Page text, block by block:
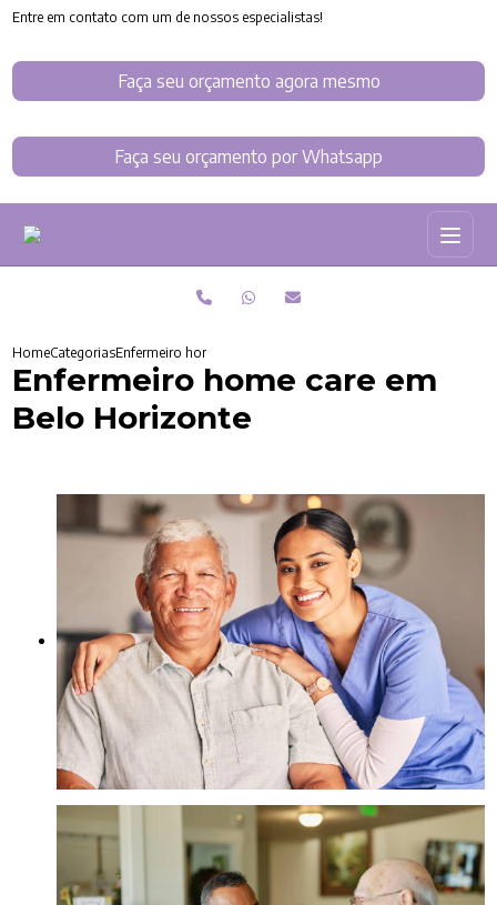
Entre em contato com um de nossos especialistas!
Faça seu orçamento agora mesmo
Faça seu orçamento por Whatsapp
HomeCategoriasEnfermeiro home care em Belo Horizonte
Enfermeiro home care em
Belo Horizonte